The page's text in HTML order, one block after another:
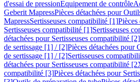
d'essai de pressionEquipement de contrôle
Geberit MapressPièces détachées pour
MapressSertisseuses compatibilité [1]Pièces
Sertisseuses compatibilité [1]Sertisseuses
détachées pour Sertisseuses compatibilité [2]
de sertissage [1] / [2]Pièces détachées pour
de sertissage [1] / [2]Sertisseuses
détachées pour Sertisseuses compatibilité
compatibilité [3]Pièces détachées pour